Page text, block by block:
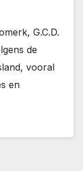
G.C.D.
de
vooral
en